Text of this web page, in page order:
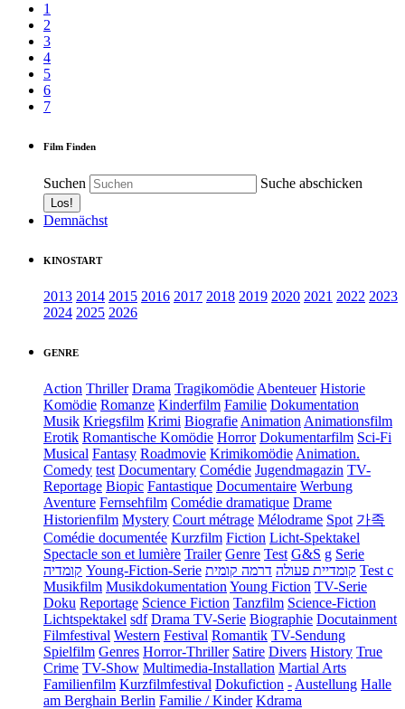
1
2
3
4
5
6
7
Film Finden
Suchen Suche abschicken
Demnächst
KINOSTART
2013 2014 2015 2016 2017 2018 2019 2020 2021 2022 2023
2024 2025 2026
GENRE
Action Thriller Drama Tragikomödie Abenteuer Historie
Komödie Romanze Kinderfilm Familie Dokumentation
Musik Kriegsfilm Krimi Biografie Animation Animationsfilm
Erotik Romantische Komödie Horror Dokumentarfilm Sci-Fi
Musical Fantasy Roadmovie Krimikomödie Animation.
Comedy test Documentary Comédie Jugendmagazin TV-
Reportage Biopic Fantastique Documentaire Werbung
Aventure Fernsehfilm Comédie dramatique Drame
Historienfilm Mystery Court métrage Mélodrame Spot 가족
Comédie documentée Kurzfilm Fiction Licht-Spektakel
Spectacle son et lumière Trailer Genre Test G&S g Serie
קומדיה Young-Fiction-Serie קומדיית פעולה דרמה קומית
Test c
Musikfilm Musikdokumentation Young Fiction TV-Serie
Doku Reportage Science Fiction Tanzfilm Science-Fiction
Lichtspektakel sdf Drama TV-Serie Biographie Docutainment
Filmfestival Western Festival Romantik TV-Sendung
Spielfilm Genres Horror-Thriller Satire Divers History True
Crime TV-Show Multimedia-Installation Martial Arts
Familienfilm Kurzfilmfestival Dokufiction - Austellung Halle
am Berghain Berlin Familie / Kinder Kdrama